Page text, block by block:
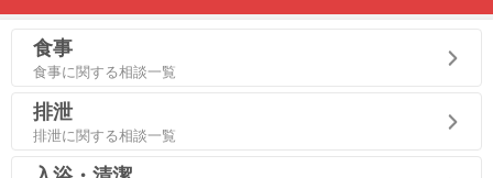
食事
食事に関する相談一覧
排泄
排泄に関する相談一覧